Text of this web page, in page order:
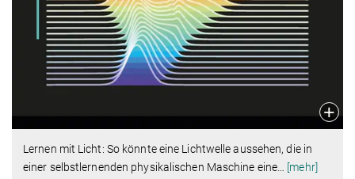
Lernen mit Licht: So könnte eine Lichtwelle aussehen, die in
einer selbstlernenden physikalischen Maschine eine
[mehr]